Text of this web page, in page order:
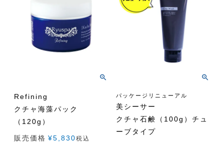
Refining
クチャ海藻パック
（120g）
販売価格 ¥5,830税込
パッケージリニューアル
美シーサー
クチャ石鹸（100g）チュ
ーブタイプ